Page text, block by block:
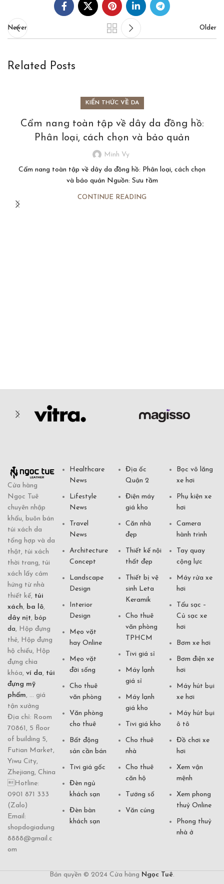
Newer Older
Related Posts
KIẾN THỨC VỀ DA
Cẩm nang toàn tập về dây da đồng hồ:
Phân loại, cách chọn và bảo quản
Minh Vy
Cẩm nang toàn tập về dây da đồng hồ: Phân loại, cách chọn
và bảo quản Nguồn: Sưu tầm
CONTINUE READING
Cửa hàng
Ngọc Tuê
chuyên nhập
khẩu, buôn bán
túi xách da
tổng hợp và da
thật, túi xách
thời trang, túi
xách lấy cảm
hứng từ nhà
thiết kế, túi
xách, ba lô,
dây nịt, bóp
da, Hộp đựng
thẻ, Hộp đựng
hộ chiếu, Hộp
đựng chìa
khóa, ví da, túi
đựng mỹ
phẩm, ... giá
tận xưởng
Địa chỉ: Room
70861, 5 floor
of building 5,
Futian Market,
Yiwu City,
Zhejiang, China
Hotline:
0901 871 333
(Zalo)
Email:
shopdogiadung
8888@gmail.c
om
Healthcare
News
Lifestyle
News
Travel
News
Architecture
Concept
Landscape
Design
Interior
Design
Mẹo vặt
hay Online
Mẹo vặt
đời sống
Cho thuê
văn phòng
Văn phòng
cho thuê
Bất động
sản cần bán
Tivi giá gốc
Đèn ngủ
khách sạn
Đèn bàn
khách sạn
Địa ốc
Quận 2
Điện máy
giá kho
Căn nhà
đẹp
Thiết kế nội
thất đẹp
Thiết bị vệ
sinh Leta
Keramik
Cho thuê
văn phòng
TPHCM
Tivi giá sỉ
Máy lạnh
giá sỉ
Máy lạnh
giá kho
Tivi giá kho
Cho thuê
nhà
Cho thuê
căn hộ
Tướng số
Văn cúng
Bọc vô lăng
xe hơi
Phụ kiện xe
hơi
Camera
hành trình
Tay quay
cộng lực
Máy rửa xe
hơi
Tẩu sạc –
Củ sạc xe
hơi
Bơm xe hơi
Bơm điện xe
hơi
Máy hút bụi
xe hơi
Máy hút bụi
ô tô
Đồ chơi xe
hơi
Xem vận
mệnh
Xem phong
thuỷ Online
Phong thuỷ
nhà ở
Bản quyền © 2024 Cửa hàng Ngọc Tuê.